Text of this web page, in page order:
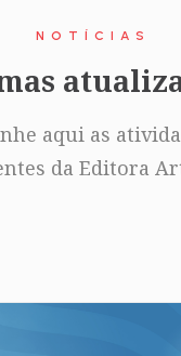
NOTÍCIAS
aqui as
da Editora